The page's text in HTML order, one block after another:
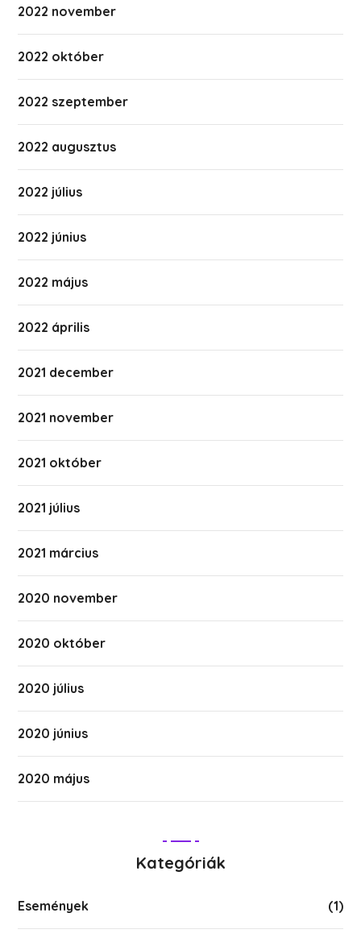
2022 november
2022 október
2022 szeptember
2022 augusztus
2022 július
2022 június
2022 május
2022 április
2021 december
2021 november
2021 október
2021 július
2021 március
2020 november
2020 október
2020 július
2020 június
2020 május
Kategóriák
Események (1)